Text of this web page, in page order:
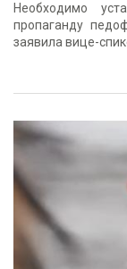
Необходимо
пропаганду
заявила вице-